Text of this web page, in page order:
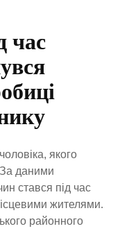
час
якого
За даними
стався під час
жителями.
районного